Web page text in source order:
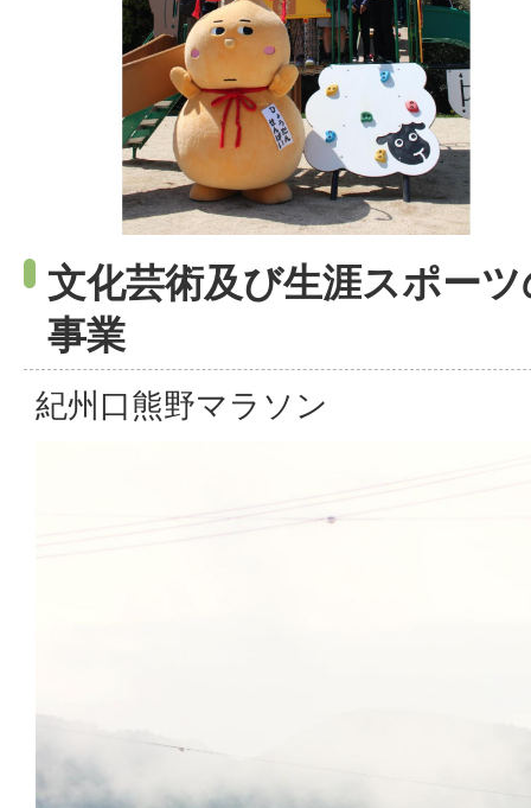
文化芸術及び生涯スポー
事業
紀州口熊野マラソン